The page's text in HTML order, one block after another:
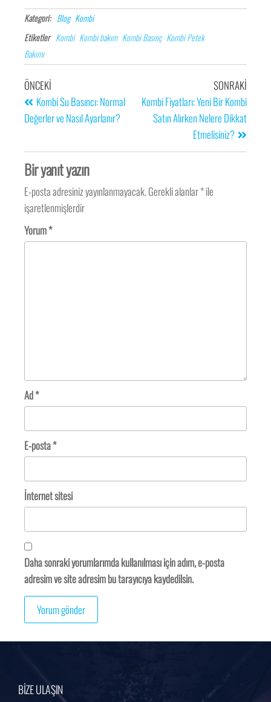
Kategori: Blog Kombi
Etiketler Kombi Kombi bakım Kombi Basınç Kombi Petek
Bakımı
ÖNCEKI
Kombi Su Basıncı: Normal
Değerler ve Nasıl Ayarlanır?
SONRAKI
Kombi Fiyatları: Yeni Bir Kombi
Satın Alırken Nelere Dikkat
Etmelisiniz?
Bir yanıt yazın
E-posta adresiniz yayınlanmayacak.Gerekli alanlar*ile
işaretlenmişlerdir
Yorum*
Ad*
E-posta*
İnternet sitesi
Daha sonraki yorumlarımda kullanılması için adım, e-posta
adresim ve site adresim bu tarayıcıya kaydedilsin.
BİZE ULAŞIN